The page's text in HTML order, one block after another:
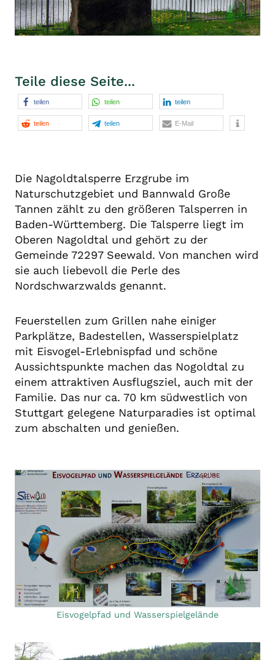
Teile diese Seite...
teilen teilen teilen
teilen teilen E-Mail
Die Nagoldtalsperre Erzgrube im
Naturschutzgebiet und Bannwald Große
Tannen zählt zu den größeren Talsperren in
Baden-Württemberg. Die Talsperre liegt im
Oberen Nagoldtal und gehört zu der
Gemeinde 72297 Seewald. Von manchen wird
sie auch liebevoll die Perle des
Nordschwarzwalds genannt.
Feuerstellen zum Grillen nahe einiger
Parkplätze, Badestellen, Wasserspielplatz
mit Eisvogel-Erlebnispfad und schöne
Aussichtspunkte machen das Nogoldtal zu
einem attraktiven Ausflugsziel, auch mit der
Familie. Das nur ca. 70 km südwestlich von
Stuttgart gelegene Naturparadies ist optimal
zum abschalten und genießen.
Eisvogelpfad und Wasserspielgelände